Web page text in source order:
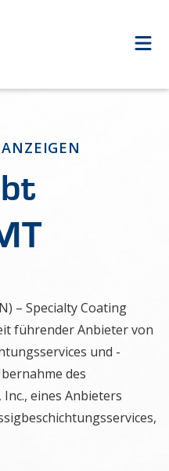
– Specialty Coating
führender Anbieter von
und -
des
eines Anbieters